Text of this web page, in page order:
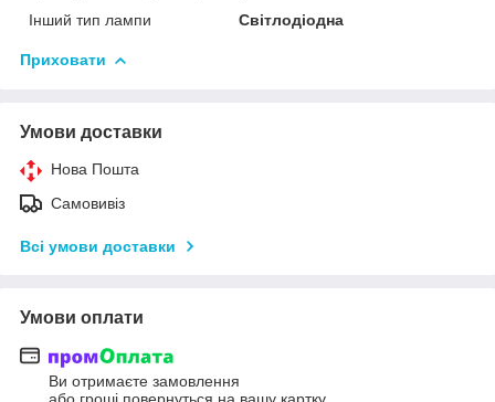
Інший тип лампи
Світлодіодна
Приховати
Умови доставки
Нова Пошта
Самовивіз
Всі умови доставки
Умови оплати
Ви отримаєте замовлення